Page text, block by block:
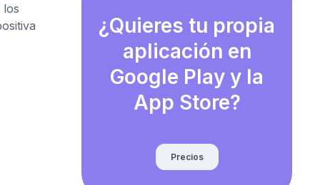
los
¿Quieres tu propia
aplicación en
Google Play y la
App Store?
Precios